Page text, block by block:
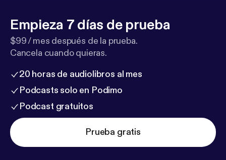
Empieza 7 días de prueba
$99 / mes después de la prueba.
Cancela cuando quieras.
20 horas de audiolibros al mes
Podcasts solo en Podimo
Podcast gratuitos
Prueba gratis